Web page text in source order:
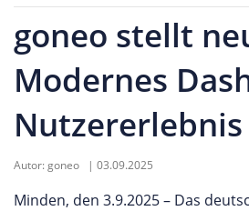
goneo stellt
Modernes
Nutzererlebnis
Autor:goneo | 03.09.2025
Minden, den 3.9.2025 – Das